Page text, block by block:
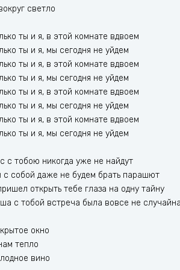
светло
ты и я, в этой комнате вдвоем
ты и я, мы сегодня не уйдем
ты и я, в этой комнате вдвоем
ты и я, мы сегодня не уйдем
ты и я, в этой комнате вдвоем
ты и я, мы сегодня не уйдем
ты и я, в этой комнате вдвоем
ты и я, мы сегодня не уйдем
с тобою никогда уже не найдут
с собой даже не будем брать парашют
открыть тебе глаза на одну тайну
с тобой встреча была вовсе не
окно
тепло
вино